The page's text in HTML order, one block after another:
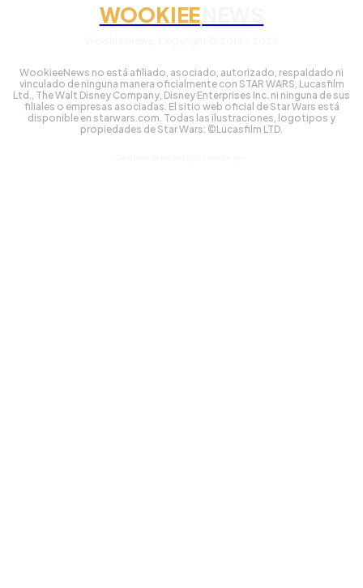
WOOKIEE
WookieeNews no está afiliado, asociado, autorizado, respaldado ni
vinculado de ninguna manera oficialmente con STAR WARS, Lucasfilm
Ltd., The Walt Disney Company, Disney Enterprises Inc. ni ninguna de sus
filiales o empresas asociadas. El sitio web oficial de Star Wars está
disponible en starwars.com. Todas las ilustraciones, logotipos y
propiedades de Star Wars: ©Lucasfilm LTD.